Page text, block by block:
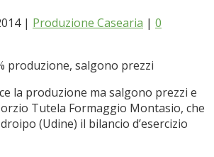
| Produzione Casearia | 0
la produzione ma salgono prezzi e
Tutela Formaggio Montasio, che
(Udine) il bilancio d’esercizio